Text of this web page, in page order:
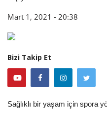
Mart 1, 2021 - 20:38
Bizi Takip Et
Sağlıklı bir yaşam için spora